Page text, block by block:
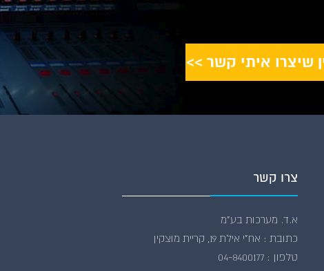
צרו קשר
א.ד. מערכות בע”מ
כתובת : אח"י אילת 19, קריית מוצקין
טלפון : 04-8400177